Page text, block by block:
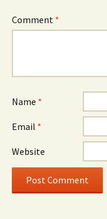
Comment *
Name *
Email *
Website